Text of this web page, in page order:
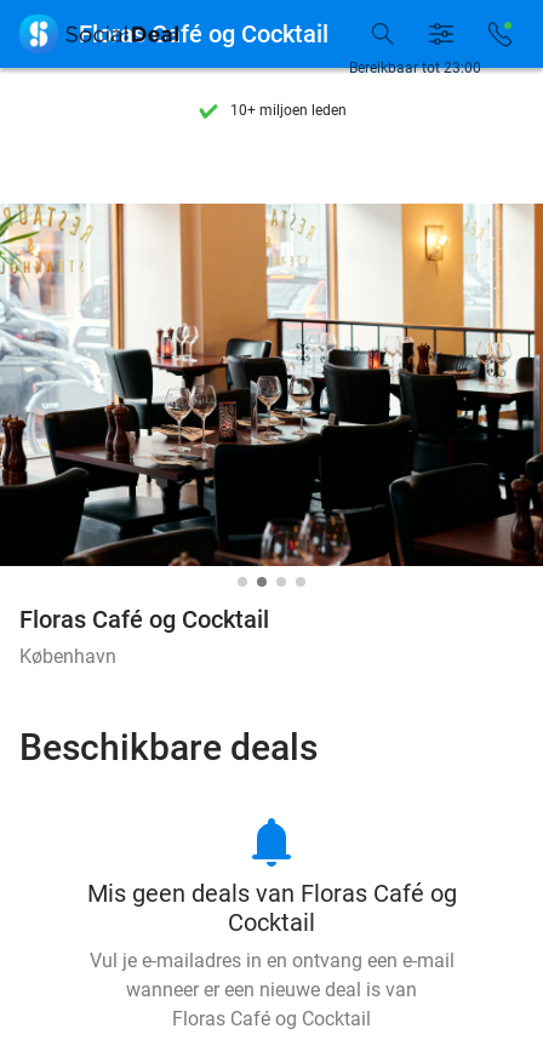
7 dagen per week beschikbaar
10+ miljoen leden
7 dagen per week beschikbaar
10+ miljoen leden
Bereikbaar tot 23:00
 Floras Café og Cocktail
Floras Café og Cocktail
København
Beschikbare deals
notifications
Mis geen deals van Floras Café og
Cocktail
Vul je e-mailadres in en ontvang een e-mail
wanneer er een nieuwe deal is van
Floras Café og Cocktail